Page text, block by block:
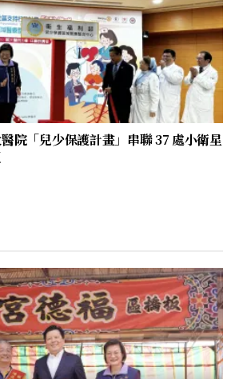
院「兒少保護計畫」串聯 37 處小衛星